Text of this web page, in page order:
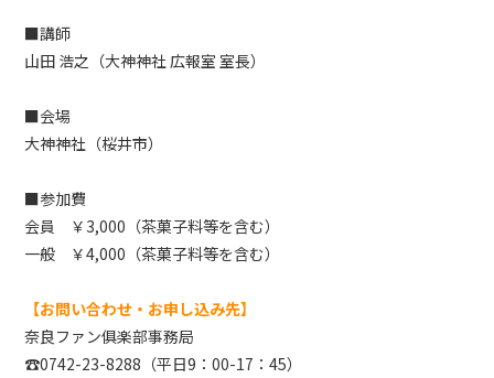
■講師
山田 浩之（大神神社 広報室 室長）
■会場
大神神社（桜井市）
■参加費
会員 ￥3,000（茶菓子料等を含む）
一般 ￥4,000（茶菓子料等を含む）
【お問い合わせ・お申し込み先】
奈良ファン俱楽部事務局
☎0742-23-8288（平日9：00-17：45）